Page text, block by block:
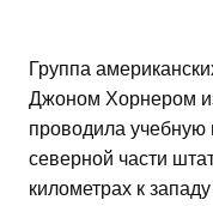
Группа
Джоном Хорнером
проводила учебную
северной части
километрах к